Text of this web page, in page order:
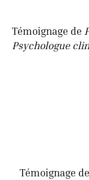
Témoignage de
Psychologue
Témoignage de